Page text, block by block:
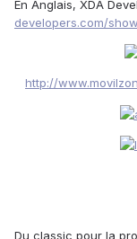
En Anglais, XDA
developers.com/
http://
Du classic pour la